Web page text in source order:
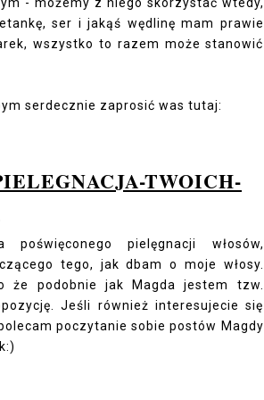
ser i jakąś wędlinę mam prawie
wszystko to razem może stanowić
serdecznie zaprosić was tutaj:
TWOICH-
pielęgnacji włosów,
tego, jak dbam o moje włosy.
że podobnie jak Magda jestem tzw.
Jeśli również interesujecie się
poczytanie sobie postów Magdy